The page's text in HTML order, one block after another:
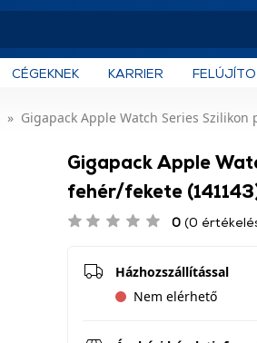
CÉGEKNEK KARRIER
Gigapack Apple Watch Series
Gigapack Apple
fehér/fekete
0 (0
Házhozszállítással
Nem elérhető